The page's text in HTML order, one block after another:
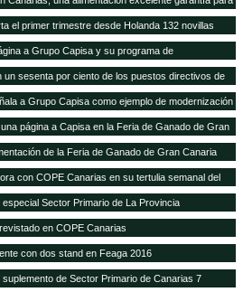
el primer trimestre desde Holanda 132 novillas
a Grupo Capisa y su programa de
un sesenta por ciento de los puestos directivos de
a Grupo Capisa como ejemplo de modernización
página a Capisa en la Feria de Ganado de Gran
de la Feria de Ganado de Gran Canaria
con COPE Canarias en su tertulia semanal del
Sector Primario de La Provincia
en COPE Canarias
con dos stand en Feaga 2016
de Sector Primario de Canarias 7